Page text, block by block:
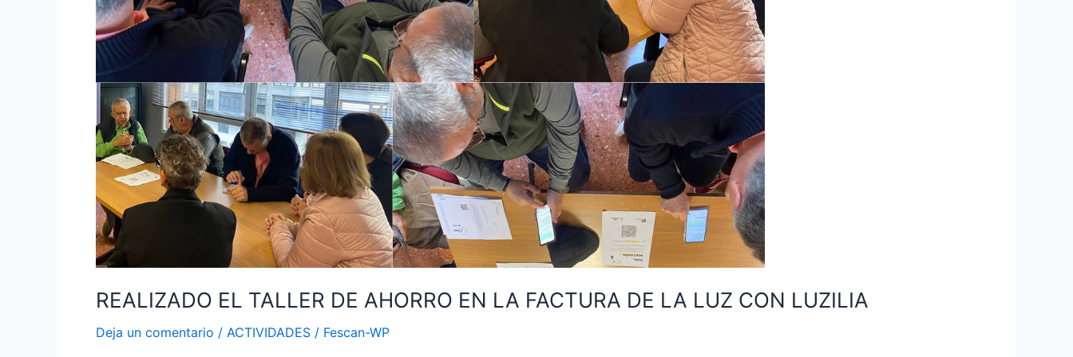
REALIZADO EL TALLER DE AHORRO EN LA FACTURA DE LA LUZ CON LUZILIA
Deja un comentario / ACTIVIDADES / Fescan-WP
DE
LA
LUZ
CON
LUZILIA